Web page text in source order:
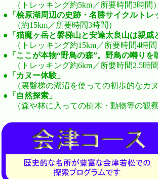
（トレッキング約5km／所要時間3時間
● 「桧原湖周辺の史跡・名勝サイクルトレ
（約15km／所要時間3時間）
● 「猫魔ヶ岳と磐梯山と安達太良山は親戚
（トレッキング約15km／所要時間4時
● 「ここが本物“野鳥の森”。野鳥の囀りを
（トレッキング約6km／所要時間2.5時
● 「カヌー体験」
（裏磐梯の湖沼を使っての初歩的なカ
● 「自然探索」
（森や林に入っての樹木・動物等の観